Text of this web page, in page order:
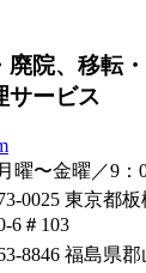
廃院、移転
サービス
曜〜金曜／9：
0025 東京都
6＃103
8846 福島県